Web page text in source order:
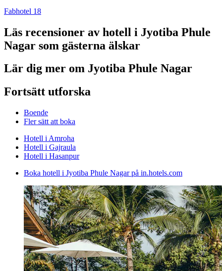
Fabhotel 18
Läs recensioner av hotell i Jyotiba Phule
Nagar som gästerna älskar
Lär dig mer om Jyotiba Phule Nagar
Fortsätt utforska
Boende
Fler sätt att boka
Hotell i Amroha
Hotell i Gajraula
Hotell i Hasanpur
Boka hotell i Jyotiba Phule Nagar på in.hotels.com